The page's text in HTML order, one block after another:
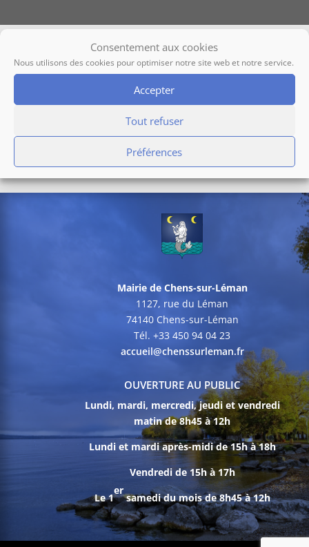
Consentement aux cookies
Nous utilisons des cookies pour optimiser notre site web et notre service.
Accepter
Tout refuser
Préférences
ARRETE 23-2026
Mairie de Chens-sur-Léman
1127, rue du Léman
74140 Chens-sur-Léman
Tél. +33 450 94 04 23
accueil@chenssurleman.fr
OUVERTURE AU PUBLIC
Lundi, mardi, mercredi, jeudi et vendredi
matin de 8h45 à 12h
Lundi et mardi après-midi de 15h à 18h
Vendredi de 15h à 17h
Le 1
er
samedi du mois de 8h45 à 12h